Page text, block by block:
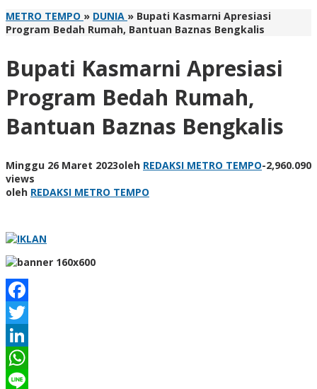
METRO TEMPO » DUNIA » Bupati Kasmarni Apresiasi
Program Bedah Rumah, Bantuan Baznas Bengkalis
Bupati Kasmarni Apresiasi
Program Bedah Rumah,
Bantuan Baznas Bengkalis
Minggu 26 Maret 2023oleh REDAKSI METRO TEMPO-2,960.090
views
oleh REDAKSI METRO TEMPO
Facebook
Twitter
LinkedIn
WhatsApp